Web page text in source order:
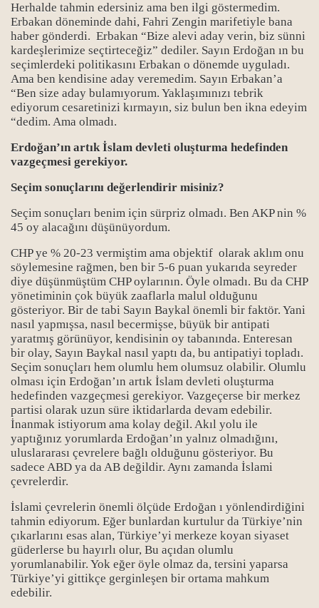
Herhalde tahmin edersiniz ama ben ilgi göstermedim.
Erbakan döneminde dahi, Fahri Zengin marifetiyle bana
haber gönderdi. Erbakan “Bize alevi aday verin, biz sünni
kardeşlerimize seçtirteceğiz” dediler. Sayın Erdoğan ın bu
seçimlerdeki politikasını Erbakan o dönemde uyguladı.
Ama ben kendisine aday veremedim. Sayın Erbakan’a
“Ben size aday bulamıyorum. Yaklaşımınızı tebrik
ediyorum cesaretinizi kırmayın, siz bulun ben ikna edeyim
“dedim. Ama olmadı.
Erdoğan’ın artık İslam devleti oluşturma hedefinden
vazgeçmesi gerekiyor.
Seçim sonuçlarını değerlendirir misiniz?
Seçim sonuçları benim için sürpriz olmadı. Ben AKP nin %
45 oy alacağını düşünüyordum.
CHP ye % 20-23 vermiştim ama objektif olarak aklım onu
söylemesine rağmen, ben bir 5-6 puan yukarıda seyreder
diye düşünmüştüm CHP oylarının. Öyle olmadı. Bu da CHP
yönetiminin çok büyük zaaflarla malul olduğunu
gösteriyor. Bir de tabi Sayın Baykal önemli bir faktör. Yani
nasıl yapmışsa, nasıl becermişse, büyük bir antipati
yaratmış görünüyor, kendisinin oy tabanında. Enteresan
bir olay, Sayın Baykal nasıl yaptı da, bu antipatiyi topladı.
Seçim sonuçları hem olumlu hem olumsuz olabilir. Olumlu
olması için Erdoğan’ın artık İslam devleti oluşturma
hedefinden vazgeçmesi gerekiyor. Vazgeçerse bir merkez
partisi olarak uzun süre iktidarlarda devam edebilir.
İnanmak istiyorum ama kolay değil. Akıl yolu ile
yaptığınız yorumlarda Erdoğan’ın yalnız olmadığını,
uluslararası çevrelere bağlı olduğunu gösteriyor. Bu
sadece ABD ya da AB değildir. Aynı zamanda İslami
çevrelerdir.
İslami çevrelerin önemli ölçüde Erdoğan ı yönlendirdiğini
tahmin ediyorum. Eğer bunlardan kurtulur da Türkiye’nin
çıkarlarını esas alan, Türkiye’yi merkeze koyan siyaset
güderlerse bu hayırlı olur, Bu açıdan olumlu
yorumlanabilir. Yok eğer öyle olmaz da, tersini yaparsa
Türkiye’yi gittikçe gerginleşen bir ortama mahkum
edebilir.